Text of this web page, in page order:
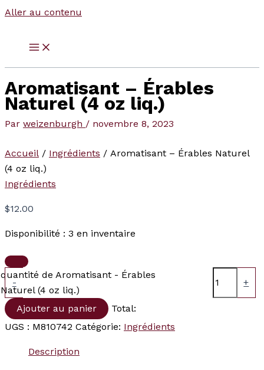
Aller au contenu
Aromatisant – Érables
Naturel (4 oz liq.)
Par weizenburgh / novembre 8, 2023
Accueil / Ingrédients / Aromatisant – Érables Naturel
(4 oz liq.)
Ingrédients
$12.00
Disponibilité : 3 en inventaire
-
quantité de Aromatisant - Érables
Naturel (4 oz liq.)
+
Ajouter au panier
Total:
UGS : M810742 Catégorie: Ingrédients
Description